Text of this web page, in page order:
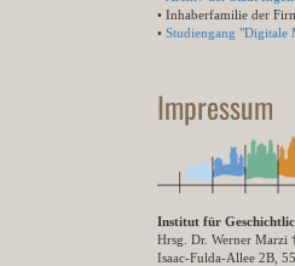
• Inhaberfamilie der
• Studiengang "Digitale
Impressum
Institut für
Hrsg. Dr. Werner Marzi
Isaac-Fulda-Allee 2B,